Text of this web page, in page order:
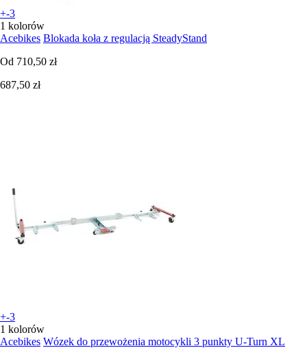
+-3
1 kolorów
Acebikes Blokada koła z regulacją SteadyStand
Od 710,50 zł
687,50 zł
+-3
1 kolorów
Acebikes Wózek do przewożenia motocykli 3 punkty U-Turn XL